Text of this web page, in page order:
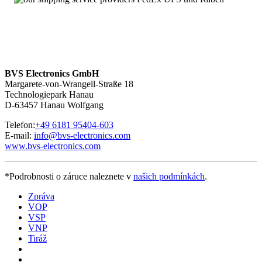
Sie erreichbar. Bei Fragen kontaktieren Sie uns unter
95404-200.
BVS Electronics GmbH
Margarete-von-Wrangell-Straße 18
Technologiepark Hanau
D-63457 Hanau Wolfgang
Telefon:+49 6181 95404-603
E-mail: info@bvs-electronics.com
www.bvs-electronics.com
*Podrobnosti o záruce naleznete v našich podmínkách.
Zpráva
VOP
VSP
VNP
Tiráž